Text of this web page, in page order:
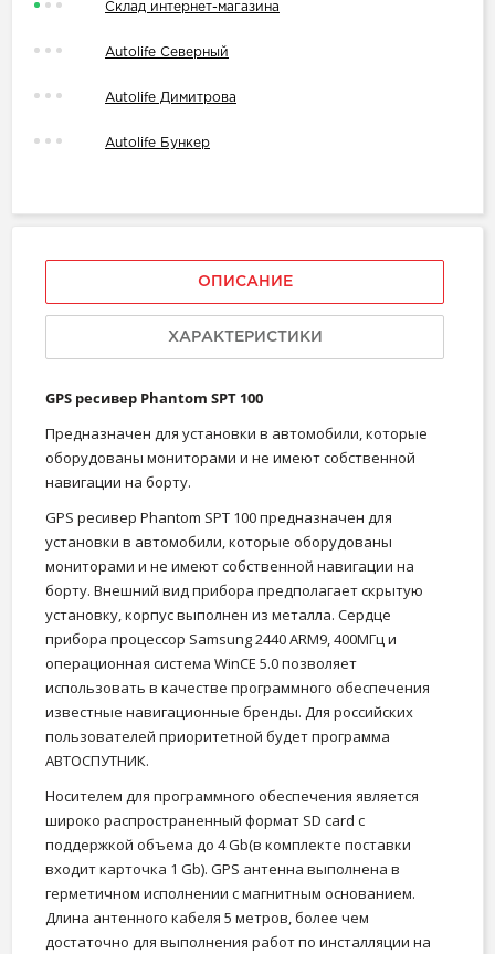
Склад интернет-магазина
Autolife Северный
Autolife Димитрова
Autolife Бункер
ОПИСАНИЕ
ХАРАКТЕРИСТИКИ
GPS ресивер Phantom SPT 100
Предназначен для установки в автомобили, которые
оборудованы мониторами и не имеют собственной
навигации на борту.
GPS ресивер Phantom SPT 100 предназначен для
установки в автомобили, которые оборудованы
мониторами и не имеют собственной навигации на
борту. Внешний вид прибора предполагает скрытую
установку, корпус выполнен из металла. Сердце
прибора процессор Samsung 2440 ARM9, 400MГц и
операционная система WinCE 5.0 позволяет
использовать в качестве программного обеспечения
известные навигационные бренды. Для российских
пользователей приоритетной будет программа
АВТОСПУТНИК.
Носителем для программного обеспечения является
широко распространенный формат SD card с
поддержкой объема до 4 Gb(в комплекте поставки
входит карточка 1 Gb). GPS антенна выполнена в
герметичном исполнении с магнитным основанием.
Длина антенного кабеля 5 метров, более чем
достаточно для выполнения работ по инсталляции на